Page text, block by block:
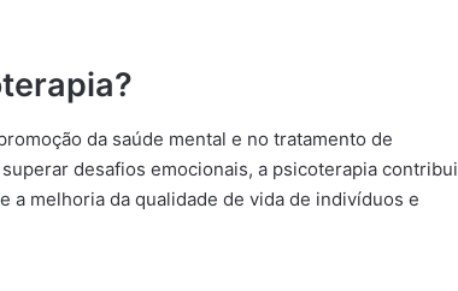
da saúde mental e no tratamento de
desafios emocionais, a psicoterapia contribui
a melhoria da qualidade de vida de indivíduos e